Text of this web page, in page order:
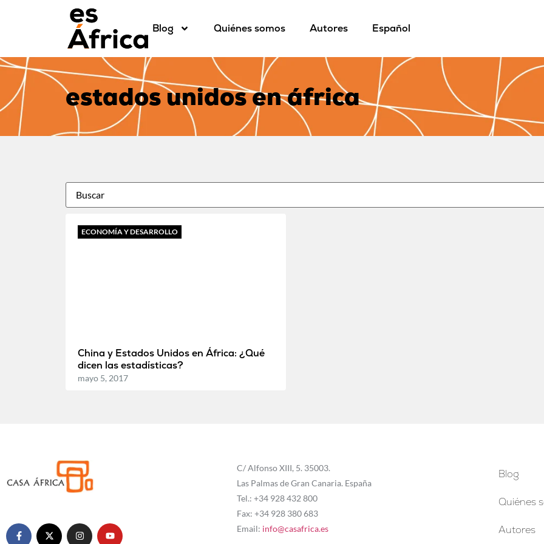
Blog Quiénes somos Autores Español
estados unidos en áfrica
ECONOMÍA Y DESARROLLO
China y Estados Unidos en África: ¿Qué
dicen las estadísticas?
mayo 5, 2017
C/ Alfonso XIII, 5. 35003.
Las Palmas de Gran Canaria. España
Tel.: +34 928 432 800
Fax: +34 928 380 683
Email: info@casafrica.es
Blog
Quiénes
Autores